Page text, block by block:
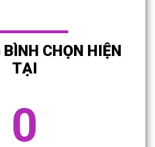
BÌNH CHỌN HIỆN
TẠI
0